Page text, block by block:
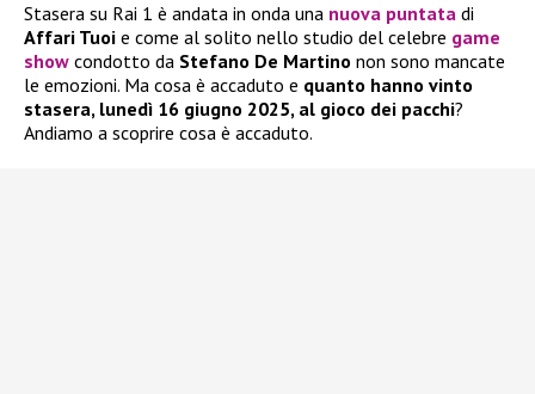
Stasera su Rai 1 è andata in onda una nuova puntata di
Affari Tuoi e come al solito nello studio del celebre game
show condotto da Stefano De Martino non sono mancate
le emozioni. Ma cosa è accaduto e quanto hanno vinto
stasera, lunedì 16 giugno 2025, al gioco dei pacchi?
Andiamo a scoprire cosa è accaduto.